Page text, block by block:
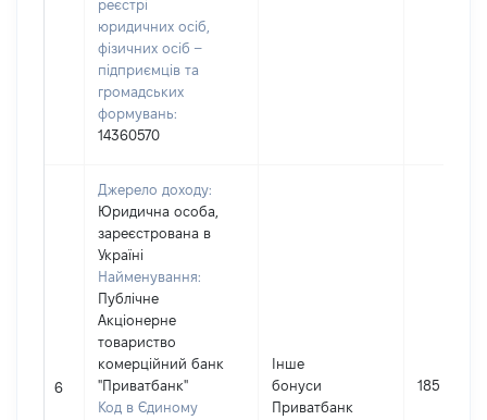
реєстрі
юридичних осіб,
фізичних осіб –
підприємців та
громадських
формувань:
14360570
6
Джерело доходу:
Юридична особа,
зареєстрована в
Україні
Найменування:
Публічне
Акціонерне
товариство
комерційний банк
"Приватбанк"
Код в Єдиному
Інше
бонуси
Приватбанк
185